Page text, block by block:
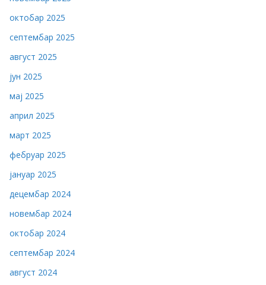
октобар 2025
септембар 2025
август 2025
јун 2025
мај 2025
април 2025
март 2025
фебруар 2025
јануар 2025
децембар 2024
новембар 2024
октобар 2024
септембар 2024
август 2024